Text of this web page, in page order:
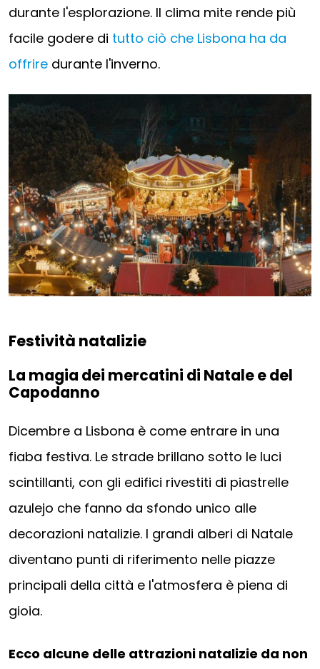
durante l'esplorazione. Il clima mite rende più
facile godere di tutto ciò che Lisbona ha da
offrire durante l'inverno.
Festività natalizie
La magia dei mercatini di Natale e del
Capodanno
Dicembre a Lisbona è come entrare in una
fiaba festiva. Le strade brillano sotto le luci
scintillanti, con gli edifici rivestiti di piastrelle
azulejo che fanno da sfondo unico alle
decorazioni natalizie. I grandi alberi di Natale
diventano punti di riferimento nelle piazze
principali della città e l'atmosfera è piena di
gioia.
Ecco alcune delle attrazioni natalizie da non